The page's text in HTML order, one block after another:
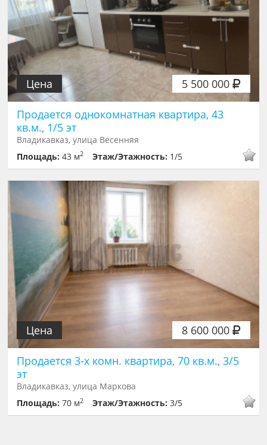
5 500 000
Цена
Продается однокомнатная квартира, 43
кв.м., 1/5 эт
Владикавказ, улица Весенняя
Площадь:43 м2 Этаж/Этажность: 1/5
8 600 000
Цена
Продается 3-х комн. квартира, 70 кв.м., 3/5
эт
Владикавказ, улица Маркова
Площадь:70 м2 Этаж/Этажность:3/5